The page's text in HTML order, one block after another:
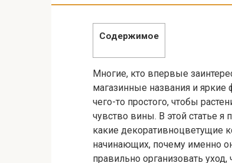
Содержимое
Многие, кто впервые
магазинные названия и яркие
чего-то простого, чтобы
чувство вины. В этой статье
какие декоративноцветущие
начинающих, почему именно
правильно организовать